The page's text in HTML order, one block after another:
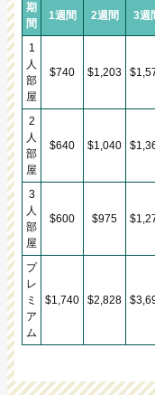
期
間
1週間 2週間 3週
1
人
部
屋
$740 $1,203 $
2
人
部
屋
$640 $1,040
3
人
部
屋
$600 $975
プ
レ
ミ
ア
ム
$1,740 $2,828 $